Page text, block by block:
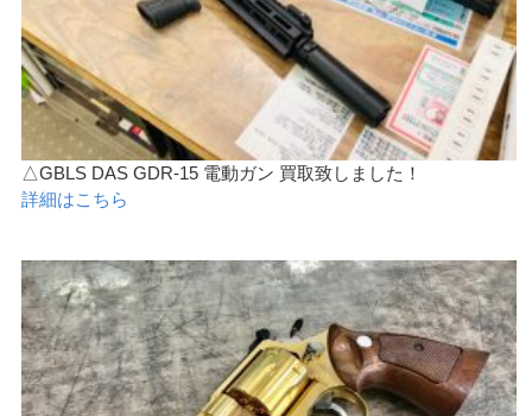
△GBLS DAS GDR-15 電動ガン 買取致しました！
詳細はこちら